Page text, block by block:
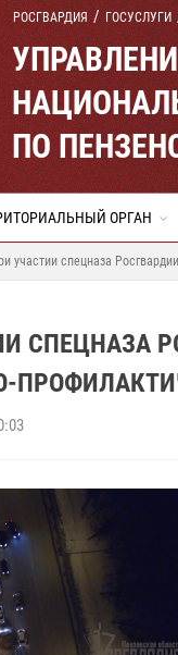
РОСГВАРДИЯ ГОСУСЛУГИ
ПО
ОРГАН
участии спецназа
СПЕЦНАЗА